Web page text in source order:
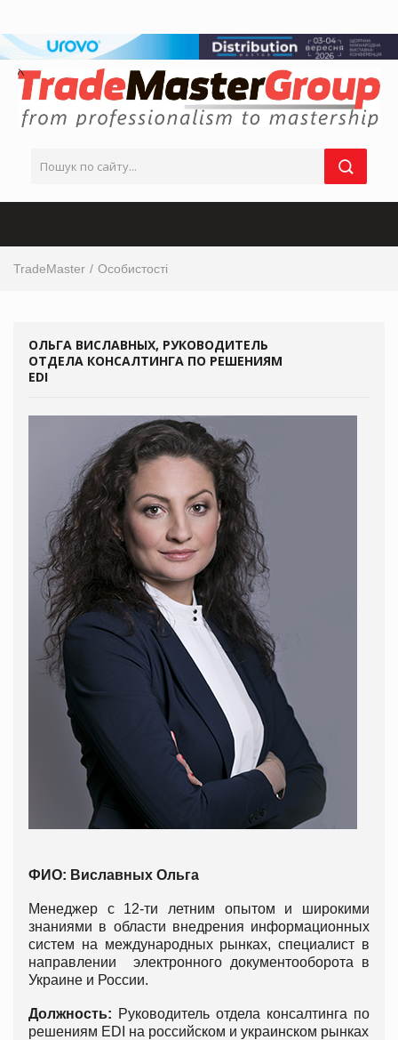
TradeMaster Особистості
ОЛЬГА ВИСЛАВНЫХ, РУКОВОДИТЕЛЬ
ОТДЕЛА КОНСАЛТИНГА ПО РЕШЕНИЯМ
EDI
ФИО: Виславных Ольга
Менеджер с 12-ти летним опытом и широкими
знаниями в области внедрения информационных
систем на международных рынках, специалист в
направлении электронного документооборота в
Украине и России.
Должность: Руководитель отдела консалтинга по
решениям EDI на российском и украинском рынках